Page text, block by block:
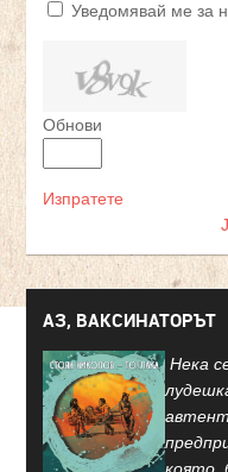
Уведомявай ме за
Обнови
Изпратете
АЗ, ВАКСИНАТОРЪТ
Нека